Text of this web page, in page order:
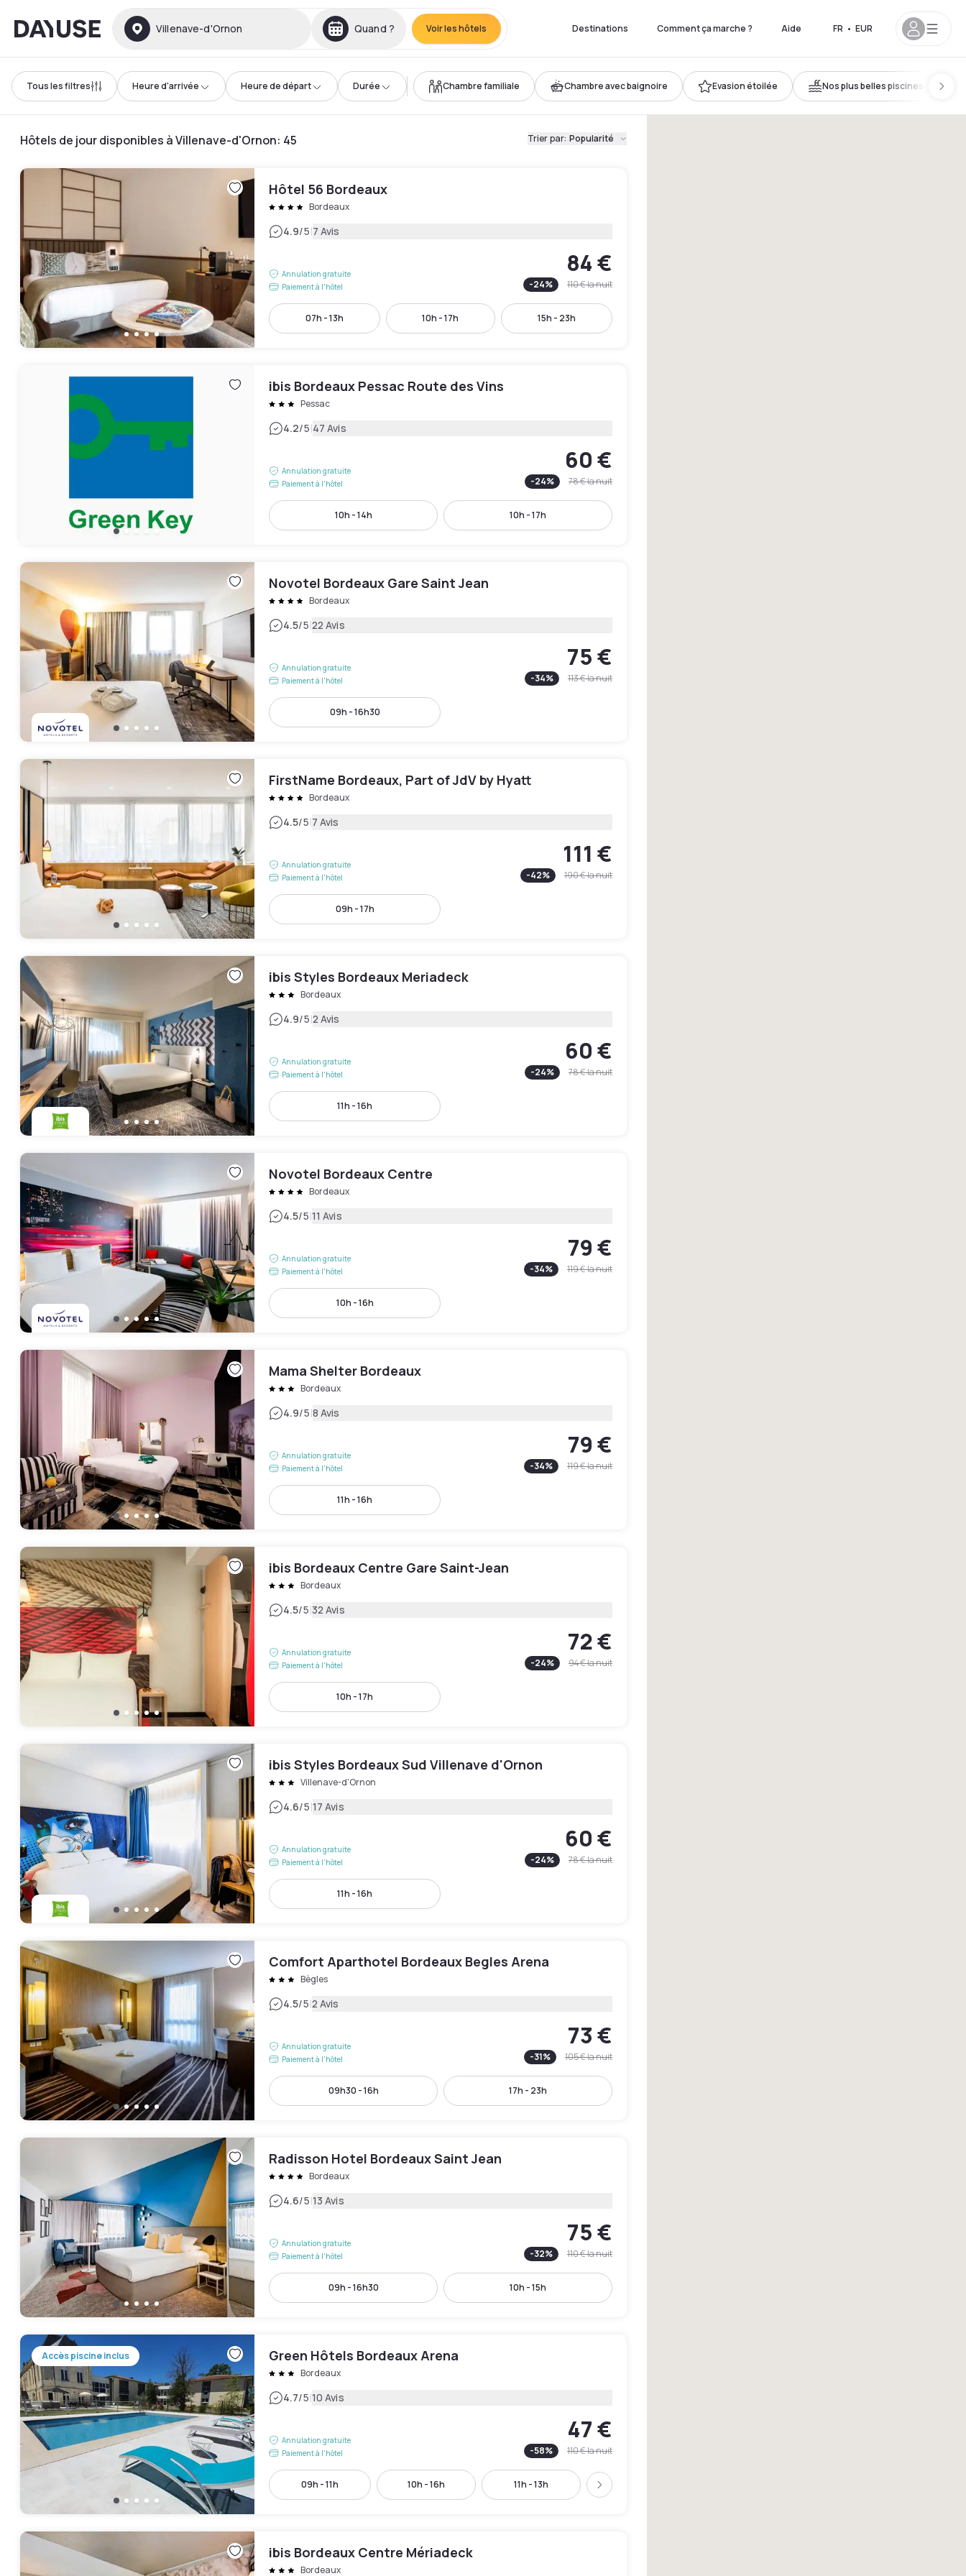
Dayuse Villenave-d'Ornon Quand ? Voir les hôtels Destinations Comment ça marche ? Aide FR • EUR
Tous les filtres Heure d'arrivée Heure de départ Durée Chambre familiale Chambre avec baignoire Evasion étoilée Nos plus belles piscines
Hôtels de jour disponibles à Villenave-d'Ornon: 45 Trier par: Popularité
Hôtel 56 Bordeaux
Bordeaux
4.9/5|7 Avis
Annulation gratuite
Paiement à l'hôtel
84 €
-24% 110 €la nuit
07h - 13h 10h - 17h 15h - 23h
ibis Bordeaux Pessac Route des Vins
Pessac
4.2/5|47 Avis
Annulation gratuite
Paiement à l'hôtel
60 €
-24% 78 €la nuit
10h - 14h 10h - 17h
Novotel Bordeaux Gare Saint Jean
Bordeaux
4.5/5|22 Avis
Annulation gratuite
Paiement à l'hôtel
75 €
-34% 113 €la nuit
09h - 16h30
FirstName Bordeaux, Part of JdV by Hyatt
Bordeaux
4.5/5|7 Avis
Annulation gratuite
Paiement à l'hôtel
111 €
-42% 190 €la nuit
09h - 17h
ibis Styles Bordeaux Meriadeck
Bordeaux
4.9/5|2 Avis
Annulation gratuite
Paiement à l'hôtel
60 €
-24% 78 €la nuit
11h - 16h
Novotel Bordeaux Centre
Bordeaux
4.5/5|11 Avis
Annulation gratuite
Paiement à l'hôtel
79 €
-34% 119 €la nuit
10h - 16h
Mama Shelter Bordeaux
Bordeaux
4.9/5|8 Avis
Annulation gratuite
Paiement à l'hôtel
79 €
-34% 119 €la nuit
11h - 16h
ibis Bordeaux Centre Gare Saint-Jean
Bordeaux
4.5/5|32 Avis
Annulation gratuite
Paiement à l'hôtel
72 €
-24% 94 €la nuit
10h - 17h
ibis Styles Bordeaux Sud Villenave d'Ornon
Villenave-d'Ornon
4.6/5|17 Avis
Annulation gratuite
Paiement à l'hôtel
60 €
-24% 78 €la nuit
11h - 16h
Comfort Aparthotel Bordeaux Begles Arena
Bègles
4.5/5|2 Avis
Annulation gratuite
Paiement à l'hôtel
73 €
-31% 105 €la nuit
09h30 - 16h 17h - 23h
Radisson Hotel Bordeaux Saint Jean
Bordeaux
4.6/5|13 Avis
Annulation gratuite
Paiement à l'hôtel
75 €
-32% 110 €la nuit
09h - 16h30 10h - 15h
Accès piscine inclus Green Hôtels Bordeaux Arena
Bordeaux
4.7/5|10 Avis
Annulation gratuite
Paiement à l'hôtel
47 €
-58% 110 €la nuit
09h - 11h 10h - 16h 11h - 13h Suivant
ibis Bordeaux Centre Mériadeck
Bordeaux